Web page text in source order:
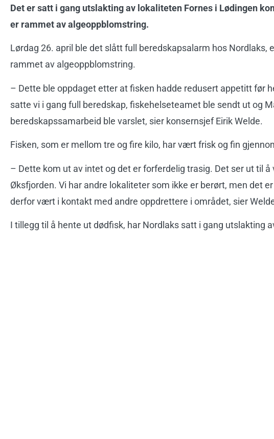
Det er satt i gang utslakting av lokaliteten Fornes i Lødingen
er rammet av algeoppblomstring.
Lørdag 26. april ble det slått full beredskapsalarm hos
rammet av algeoppblomstring.
– Dette ble oppdaget etter at fisken hadde redusert appetitt før
satte vi i gang full beredskap, fiskehelseteamet ble sendt ut og
beredskapssamarbeid ble varslet, sier konsernsjef Eirik Welde.
Fisken, som er mellom tre og fire kilo, har vært frisk og fin
– Dette kom ut av intet og det er forferdelig trasig. Det ser ut til
Øksfjorden. Vi har andre lokaliteter som ikke er berørt, men det
derfor vært i kontakt med andre oppdrettere i området, sier
I tillegg til å hente ut dødfisk, har Nordlaks satt i gang utslakting